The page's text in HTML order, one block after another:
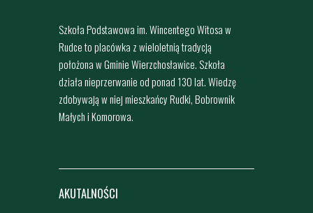
Szkoła Podstawowa im. Wincentego Witosa w
Rudce to placówka z wieloletnią tradycją
położona w Gminie Wierzchosławice. Szkoła
działa nieprzerwanie od ponad 130 lat. Wiedzę
zdobywają w niej mieszkańcy Rudki, Bobrownik
Małych i Komorowa.
AKUTALNOŚCI